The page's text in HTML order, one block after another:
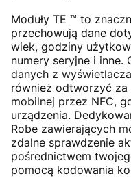
Moduły TE ™ to
przechowują dane
wiek, godziny
numery seryjne i
danych z
również odtworzyć za
mobilnej przez NFC,
urządzenia.
Robe zawierających
zdalne sprawdzenie
pośrednictwem
pomocą kodowania